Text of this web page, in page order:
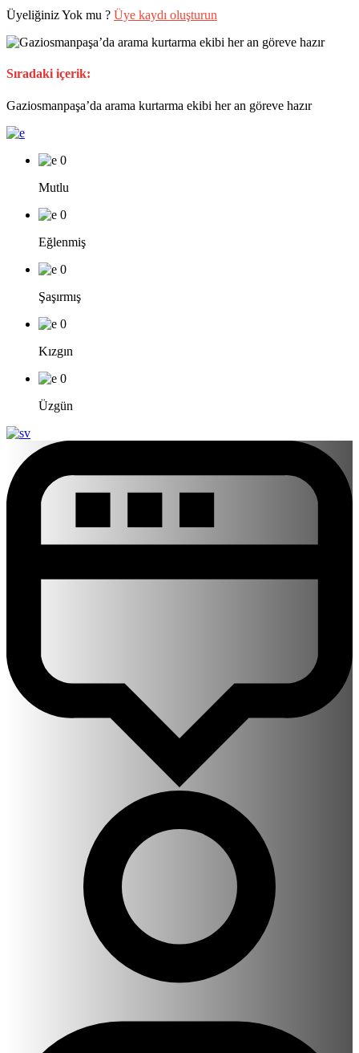
Üyeliğiniz Yok mu ? Üye kaydı oluşturun
Sıradaki içerik:
Gaziosmanpaşa’da arama kurtarma ekibi her an göreve hazır
0
Mutlu
0
Eğlenmiş
0
Şaşırmış
0
Kızgın
0
Üzgün